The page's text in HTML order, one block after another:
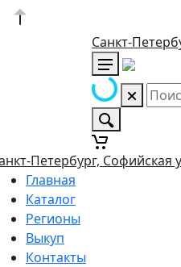
Санкт-
Петербург, Софийская
Главная
Каталог
Регионы
Выкуп
Контакты